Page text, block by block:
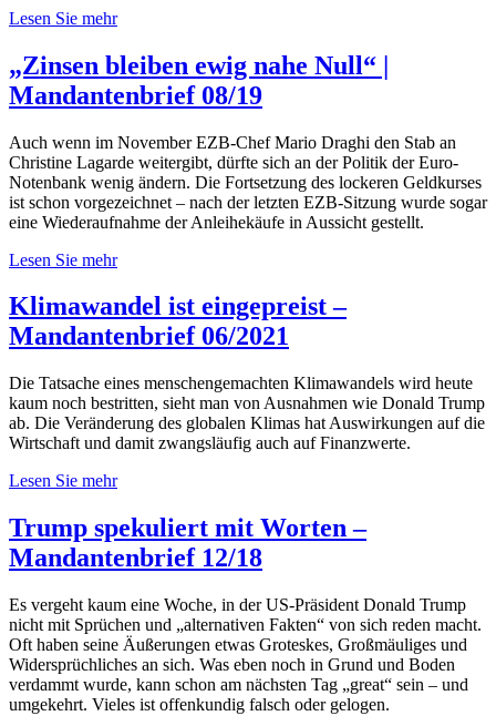
Lesen Sie mehr
„Zinsen bleiben ewig nahe Null“ |
Mandantenbrief 08/19
Auch wenn im November EZB-Chef Mario Draghi den Stab an
Christine Lagarde weitergibt, dürfte sich an der Politik der Euro-
Notenbank wenig ändern. Die Fortsetzung des lockeren Geldkurses
ist schon vorgezeichnet – nach der letzten EZB-Sitzung wurde sogar
eine Wiederaufnahme der Anleihekäufe in Aussicht gestellt.
Lesen Sie mehr
Klimawandel ist eingepreist –
Mandantenbrief 06/2021
Die Tatsache eines menschengemachten Klimawandels wird heute
kaum noch bestritten, sieht man von Ausnahmen wie Donald Trump
ab. Die Veränderung des globalen Klimas hat Auswirkungen auf die
Wirtschaft und damit zwangsläufig auch auf Finanzwerte.
Lesen Sie mehr
Trump spekuliert mit Worten –
Mandantenbrief 12/18
Es vergeht kaum eine Woche, in der US-Präsident Donald Trump
nicht mit Sprüchen und „alternativen Fakten“ von sich reden macht.
Oft haben seine Äußerungen etwas Groteskes, Großmäuliges und
Widersprüchliches an sich. Was eben noch in Grund und Boden
verdammt wurde, kann schon am nächsten Tag „great“ sein – und
umgekehrt. Vieles ist offenkundig falsch oder gelogen.